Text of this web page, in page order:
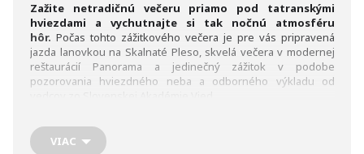
Zažite netradičnú večeru priamo pod tatranskými
hviezdami a vychutnajte si tak nočnú atmosféru
hôr. Počas tohto zážitkového večera je pre vás pripravená
jazda lanovkou na Skalnaté Pleso, skvelá večera v modernej
reštaurácií Panorama a jedinečný zážitok v podobe
pozorovania hviezdného neba a odborného výkladu od
1751 m n. m.
plný zaujímavého programu a výnimočného
jedla. Ponúkame vám neopakovateľný zážitok dostupný len
VIAC